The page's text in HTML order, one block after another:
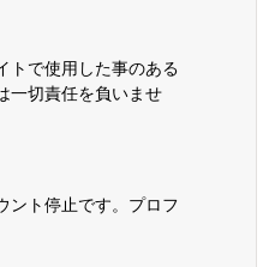
トで使用した事のある
一切責任を負いませ
ント停止です。プロフ